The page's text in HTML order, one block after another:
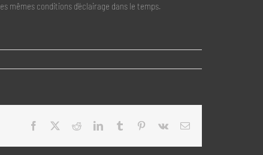
mêmes conditions d’éclairage dans le temps.
Facebook RedditLinkedInTumblr Pinterest
Vk Email